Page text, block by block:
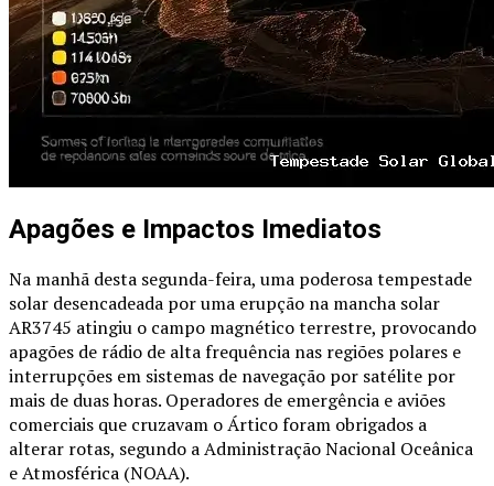
Apagões e Impactos Imediatos
Na manhã desta segunda-feira, uma poderosa tempestade
solar desencadeada por uma erupção na mancha solar
AR3745 atingiu o campo magnético terrestre, provocando
apagões de rádio de alta frequência nas regiões polares e
interrupções em sistemas de navegação por satélite por
mais de duas horas. Operadores de emergência e aviões
comerciais que cruzavam o Ártico foram obrigados a
alterar rotas, segundo a Administração Nacional Oceânica
e Atmosférica (NOAA).